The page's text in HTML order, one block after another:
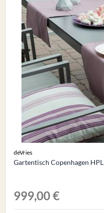
deVries
Gartentisch Copenhagen HPL
999,00 €